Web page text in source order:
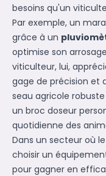
besoins qu'un
Par exemple, un
grâce à un
optimise son
viticulteur, lui,
gage de précision et
seau agricole
un broc doseur
quotidienne des
Dans un secteur où
choisir un
pour gagner en